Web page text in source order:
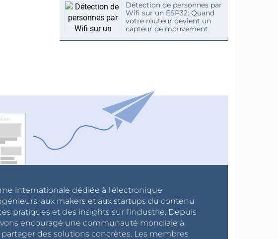
Détection de personnes par
Wifi sur un ESP32: Quand
votre routeur devient un
capteur de mouvement
internationale dédiée à l'électronique
aux makers et aux startups du contenu
pratiques et des insights sur l'industrie. Depuis
encouragé une communauté mondiale à
des solutions concrètes. Les membres